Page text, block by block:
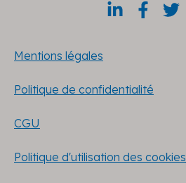
Mentions légales
Politique de confidentialité
CGU
Politique d'utilisation des cookies